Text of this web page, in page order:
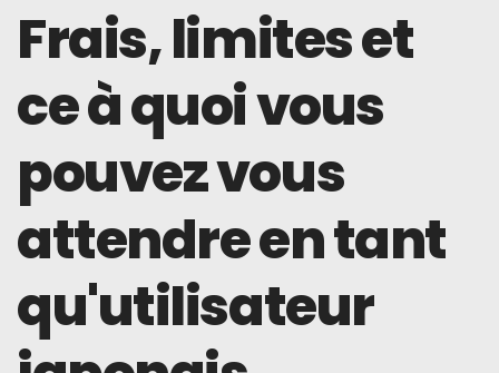
Frais, limites et
ce à quoi vous
pouvez vous
attendre en tant
qu'utilisateur